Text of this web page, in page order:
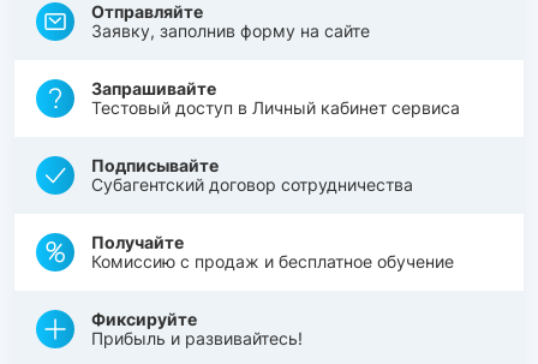
Отправляйте
Заявку, заполнив форму на сайте
Запрашивайте
Тестовый доступ в Личный кабинет сервиса
Подписывайте
Субагентский договор сотрудничества
Получайте
Комиссию с продаж и бесплатное обучение
Фиксируйте
Прибыль и развивайтесь!